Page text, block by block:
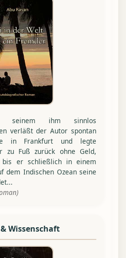
seinem ihm sinnlos
verläßt der Autor spontan
in Frankfurt und legte
zu Fuß zurück ohne Geld,
bis er schließlich in einem
dem Indischen Ozean seine
Wissenschaft